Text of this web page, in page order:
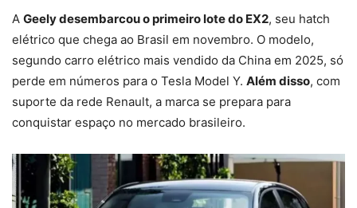
A Geely desembarcou o primeiro lote do EX2, seu hatch
elétrico que chega ao Brasil em novembro. O modelo,
segundo carro elétrico mais vendido da China em 2025, só
perde em números para o Tesla Model Y. Além disso, com
suporte da rede Renault, a marca se prepara para
conquistar espaço no mercado brasileiro.